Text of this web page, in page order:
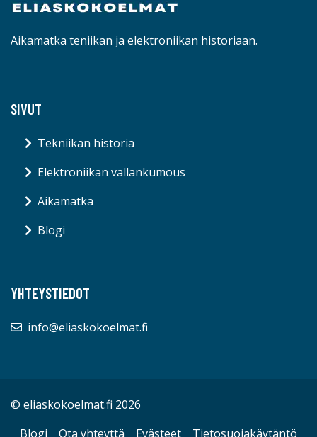
Aikamatka teniikan ja elektroniikan historiaan.
SIVUT
Tekniikan historia
Elektroniikan vallankumous
Aikamatka
Blogi
YHTEYSTIEDOT
info@eliaskokoelmat.fi
© eliaskokoelmat.fi 2026
Blogi
Ota yhteyttä Evästeet Tietosuojakäytäntö